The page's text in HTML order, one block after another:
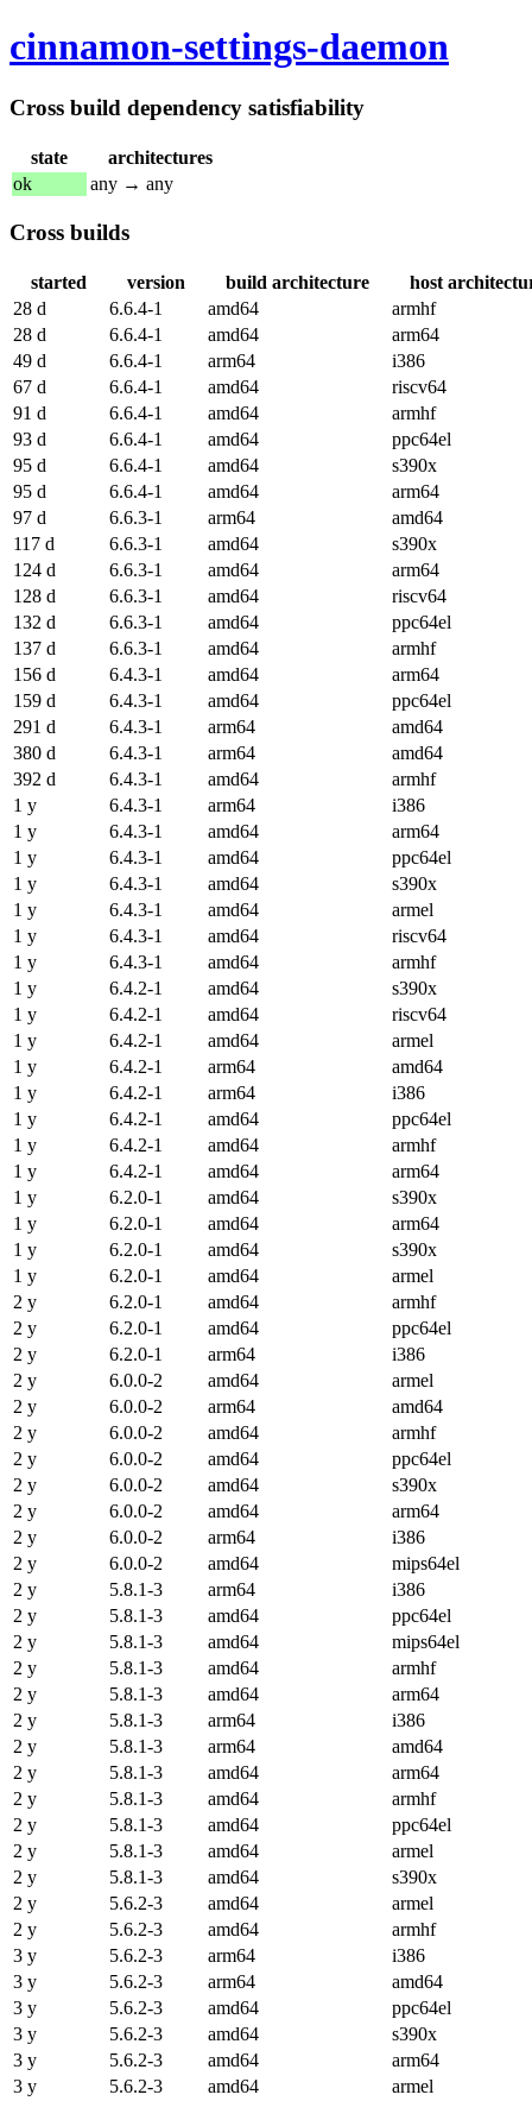
cinnamon-settings-daemon
Cross build dependency satisfiability
state
architectures
ok
any → any
Cross builds
started version build architecture
host
28 d
6.6.4-1 amd64
armhf
28 d
6.6.4-1 amd64
arm64
49 d
6.6.4-1 arm64
i386
67 d
6.6.4-1 amd64
riscv64
91 d
6.6.4-1 amd64
armhf
93 d
6.6.4-1 amd64
ppc64el
95 d
6.6.4-1 amd64
s390x
95 d
6.6.4-1 amd64
arm64
97 d
6.6.3-1 arm64
amd64
117 d
6.6.3-1 amd64
s390x
124 d
6.6.3-1 amd64
arm64
128 d
6.6.3-1 amd64
riscv64
132 d
6.6.3-1 amd64
ppc64el
137 d
6.6.3-1 amd64
armhf
156 d
6.4.3-1 amd64
arm64
159 d
6.4.3-1 amd64
ppc64el
291 d
6.4.3-1 arm64
amd64
380 d
6.4.3-1 arm64
amd64
392 d
6.4.3-1 amd64
armhf
1 y
6.4.3-1 arm64
i386
1 y
6.4.3-1 amd64
arm64
1 y
6.4.3-1 amd64
ppc64el
1 y
6.4.3-1 amd64
s390x
1 y
6.4.3-1 amd64
armel
1 y
6.4.3-1 amd64
riscv64
1 y
6.4.3-1 amd64
armhf
1 y
6.4.2-1 amd64
s390x
1 y
6.4.2-1 amd64
riscv64
1 y
6.4.2-1 amd64
armel
1 y
6.4.2-1 arm64
amd64
1 y
6.4.2-1 arm64
i386
1 y
6.4.2-1 amd64
ppc64el
1 y
6.4.2-1 amd64
armhf
1 y
6.4.2-1 amd64
arm64
1 y
6.2.0-1 amd64
s390x
1 y
6.2.0-1 amd64
arm64
1 y
6.2.0-1 amd64
s390x
1 y
6.2.0-1 amd64
armel
2 y
6.2.0-1 amd64
armhf
2 y
6.2.0-1 amd64
ppc64el
2 y
6.2.0-1 arm64
i386
2 y
6.0.0-2 amd64
armel
2 y
6.0.0-2 arm64
amd64
2 y
6.0.0-2 amd64
armhf
2 y
6.0.0-2 amd64
ppc64el
2 y
6.0.0-2 amd64
s390x
2 y
6.0.0-2 amd64
arm64
2 y
6.0.0-2 arm64
i386
2 y
6.0.0-2 amd64
mips64el
2 y
5.8.1-3 arm64
i386
2 y
5.8.1-3 amd64
ppc64el
2 y
5.8.1-3 amd64
mips64el
2 y
5.8.1-3 amd64
armhf
2 y
5.8.1-3 amd64
arm64
2 y
5.8.1-3 arm64
i386
2 y
5.8.1-3 arm64
amd64
2 y
5.8.1-3 amd64
arm64
2 y
5.8.1-3 amd64
armhf
2 y
5.8.1-3 amd64
ppc64el
2 y
5.8.1-3 amd64
armel
2 y
5.8.1-3 amd64
s390x
2 y
5.6.2-3 amd64
armel
2 y
5.6.2-3 amd64
armhf
3 y
5.6.2-3 arm64
i386
3 y
5.6.2-3 arm64
amd64
3 y
5.6.2-3 amd64
ppc64el
3 y
5.6.2-3 amd64
s390x
3 y
5.6.2-3 amd64
arm64
3 y
5.6.2-3 amd64
armel